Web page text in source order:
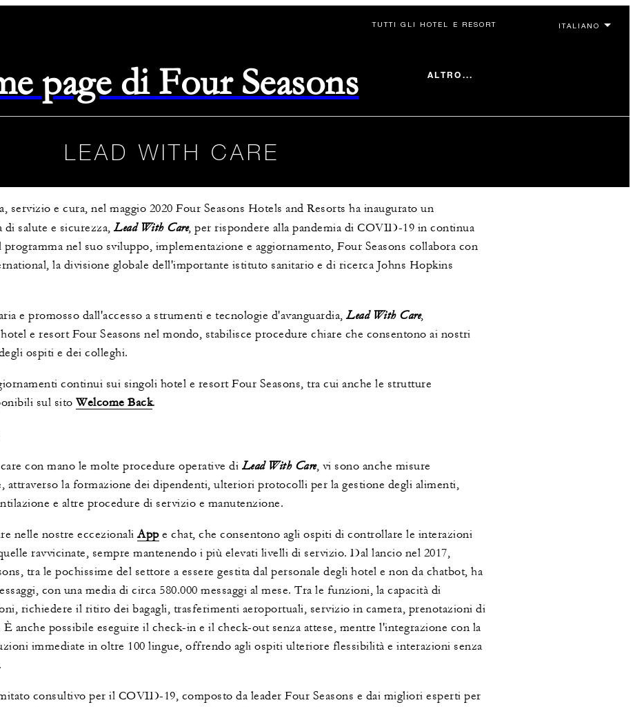
TUTTI GLI HOTEL E RESORT
page di Four Seasons ALTRO...
LEAD WITH CARE
e cura, nel maggio 2020 Four Seasons Hotels and Resorts ha inaugurato un
di salute e sicurezza, Lead With Care, per rispondere alla pandemia di COVID-19 in continua
nel suo sviluppo, implementazione e aggiornamento, Four Seasons collabora con
la divisione globale dell'importante istituto sanitario e di ricerca Johns Hopkins
e promosso dall'accesso a strumenti e tecnologie d'avanguardia, Lead With Care,
e resort Four Seasons nel mondo, stabilisce procedure chiare che consentono ai nostri
ospiti e dei colleghi.
continui sui singoli hotel e resort Four Seasons, tra cui anche le strutture
sul sito Welcome Back.
con mano le molte procedure operative di Lead With Care, vi sono anche misure
attraverso la formazione dei dipendenti, ulteriori protocolli per la gestione degli alimenti,
e altre procedure di servizio e manutenzione.
nelle nostre eccezionaliAppe chat, che consentono agli ospiti di controllare le interazioni
ravvicinate, sempre mantenendo i più elevati livelli di servizio. Dal lancio nel 2017,
tra le pochissime del settore a essere gestita dal personale degli hotel e non da chatbot, ha
con una media di circa 580.000 messaggi al mese. Tra le funzioni, la capacità di
richiedere il ritiro dei bagagli, trasferimenti aeroportuali, servizio in camera, prenotazioni di
anche possibile eseguire il check-in e il check-out senza attese, mentre l'integrazione con la
immediate in oltre 100 lingue, offrendo agli ospiti ulteriore flessibilità e interazioni senza
consultivo per il COVID-19, composto da leader Four Seasons e dai migliori esperti per